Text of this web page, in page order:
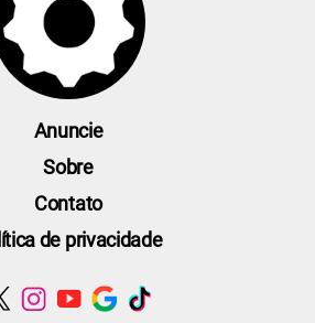
Anuncie
Sobre
Contato
de privacidade